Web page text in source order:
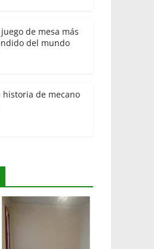
juego de mesa más
del mundo
historia de mecano